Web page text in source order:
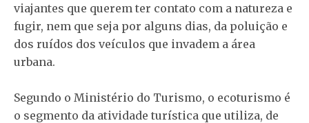
viajantes que querem ter contato com a natureza e
fugir, nem que seja por alguns dias, da poluição e
dos ruídos dos veículos que invadem a área
urbana.
Segundo o Ministério do Turismo, o ecoturismo é
o segmento da atividade turística que utiliza, de